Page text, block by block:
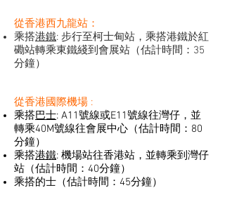
從香港西九龍站：
乘搭港鐵: 步行至柯士甸站，乘搭港鐵於紅
磡站轉乘東鐵綫到會展站（估計時間：35
分鐘）
從香港國際機場 :
乘搭巴士: A11號線或E11號線往灣仔，並
轉乘40M號線往會展中心（估計時間：80
分鐘）
乘搭港鐵: 機場站往香港站，並轉乘到灣仔
站（估計時間：40分鐘）
乘搭的士（估計時間：45分鐘）